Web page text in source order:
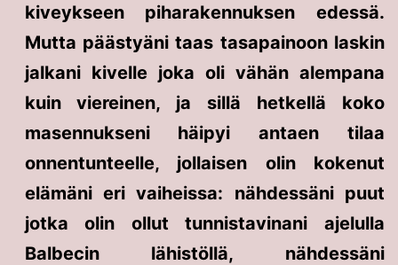
kiveykseen piharakennuksen edessä.
Mutta päästyäni taas tasapainoon laskin
jalkani kivelle joka oli vähän alempana
kuin viereinen, ja sillä hetkellä koko
masennukseni häipyi antaen tilaa
onnentunteelle, jollaisen olin kokenut
elämäni eri vaiheissa: nähdessäni puut
jotka olin ollut tunnistavinani ajelulla
Balbecin lähistöllä, nähdessäni